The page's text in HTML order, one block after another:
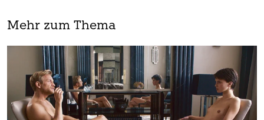
Mehr zum Thema